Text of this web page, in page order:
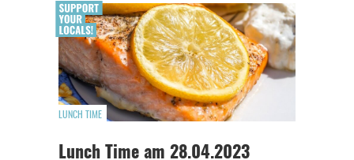
LUNCH TIME
Lunch Time am 28.04.2023